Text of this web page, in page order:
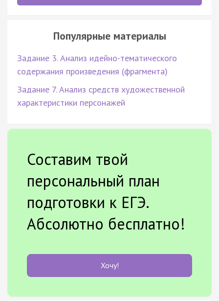
Популярные материалы
Задание 3. Анализ идейно-тематического
содержания произведения (фрагмента)
Задание 7. Анализ средств художественной
характеристики персонажей
Составим твой
персональный план
подготовки к ЕГЭ.
Абсолютно бесплатно!
Хочу!